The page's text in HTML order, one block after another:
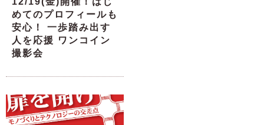
めてのプロフィールも
安心！ 一歩踏み出す
人を応援 ワンコイン
撮影会